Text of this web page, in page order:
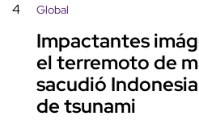
4 Global
Impactantes
el terremoto de
sacudió
de tsunami